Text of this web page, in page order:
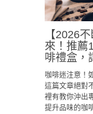
【2026
來！推薦
啡禮盒，
咖啡迷注意！
這篇文章絕對
裡有教你沖出
提升品味的咖